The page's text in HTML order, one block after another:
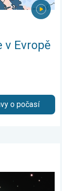
v Evropě
o počasí
května 2026
přiblížení.